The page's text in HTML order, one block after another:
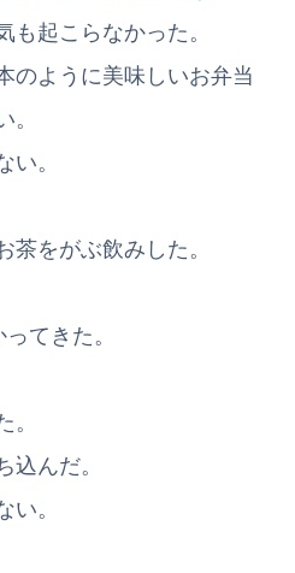
も起こらなかった。
のように美味しいお弁当
。
い。
茶をがぶ飲みした。
てきた。
。
込んだ。
い。